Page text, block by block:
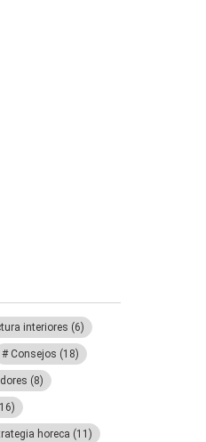
interiores (6)
Consejos (18)
(8)
horeca (11)